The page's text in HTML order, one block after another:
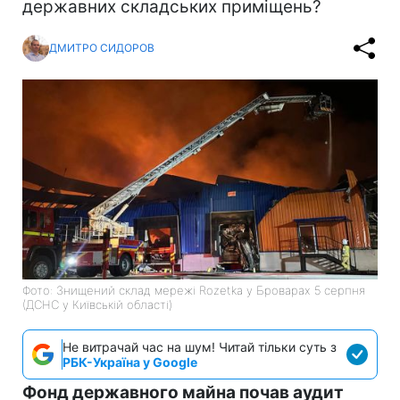
державних складських приміщень?
ДМИТРО СИДОРОВ
Фото: Знищений склад мережі Rozetka у Броварах 5 серпня
(ДСНС у Київській області)
Не витрачай час на шум! Читай тільки суть з
РБК-Україна у Google
Фонд державного майна почав аудит